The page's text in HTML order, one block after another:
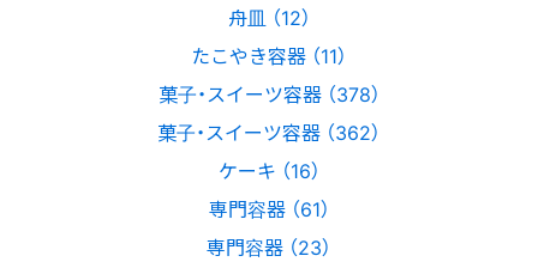
舟皿 （12）
たこやき容器 （11）
菓子・スイーツ容器 （378）
菓子・スイーツ容器 （362）
ケーキ （16）
専門容器 （61）
専門容器 （23）